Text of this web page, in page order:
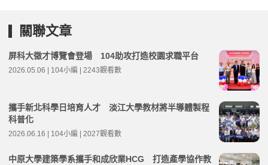
關聯文章
屏科大徵才博覽會登場 104助攻打造校園求職平台
2026.05.06 | 104小編 | 2243觀看數
攜手新北科學日培育人才 淡江大學教材將半導體製程
科普化
2026.06.16 | 104小編 | 2027觀看數
中原大學建築學系攜手和成欣業HCG 打造產學協作教